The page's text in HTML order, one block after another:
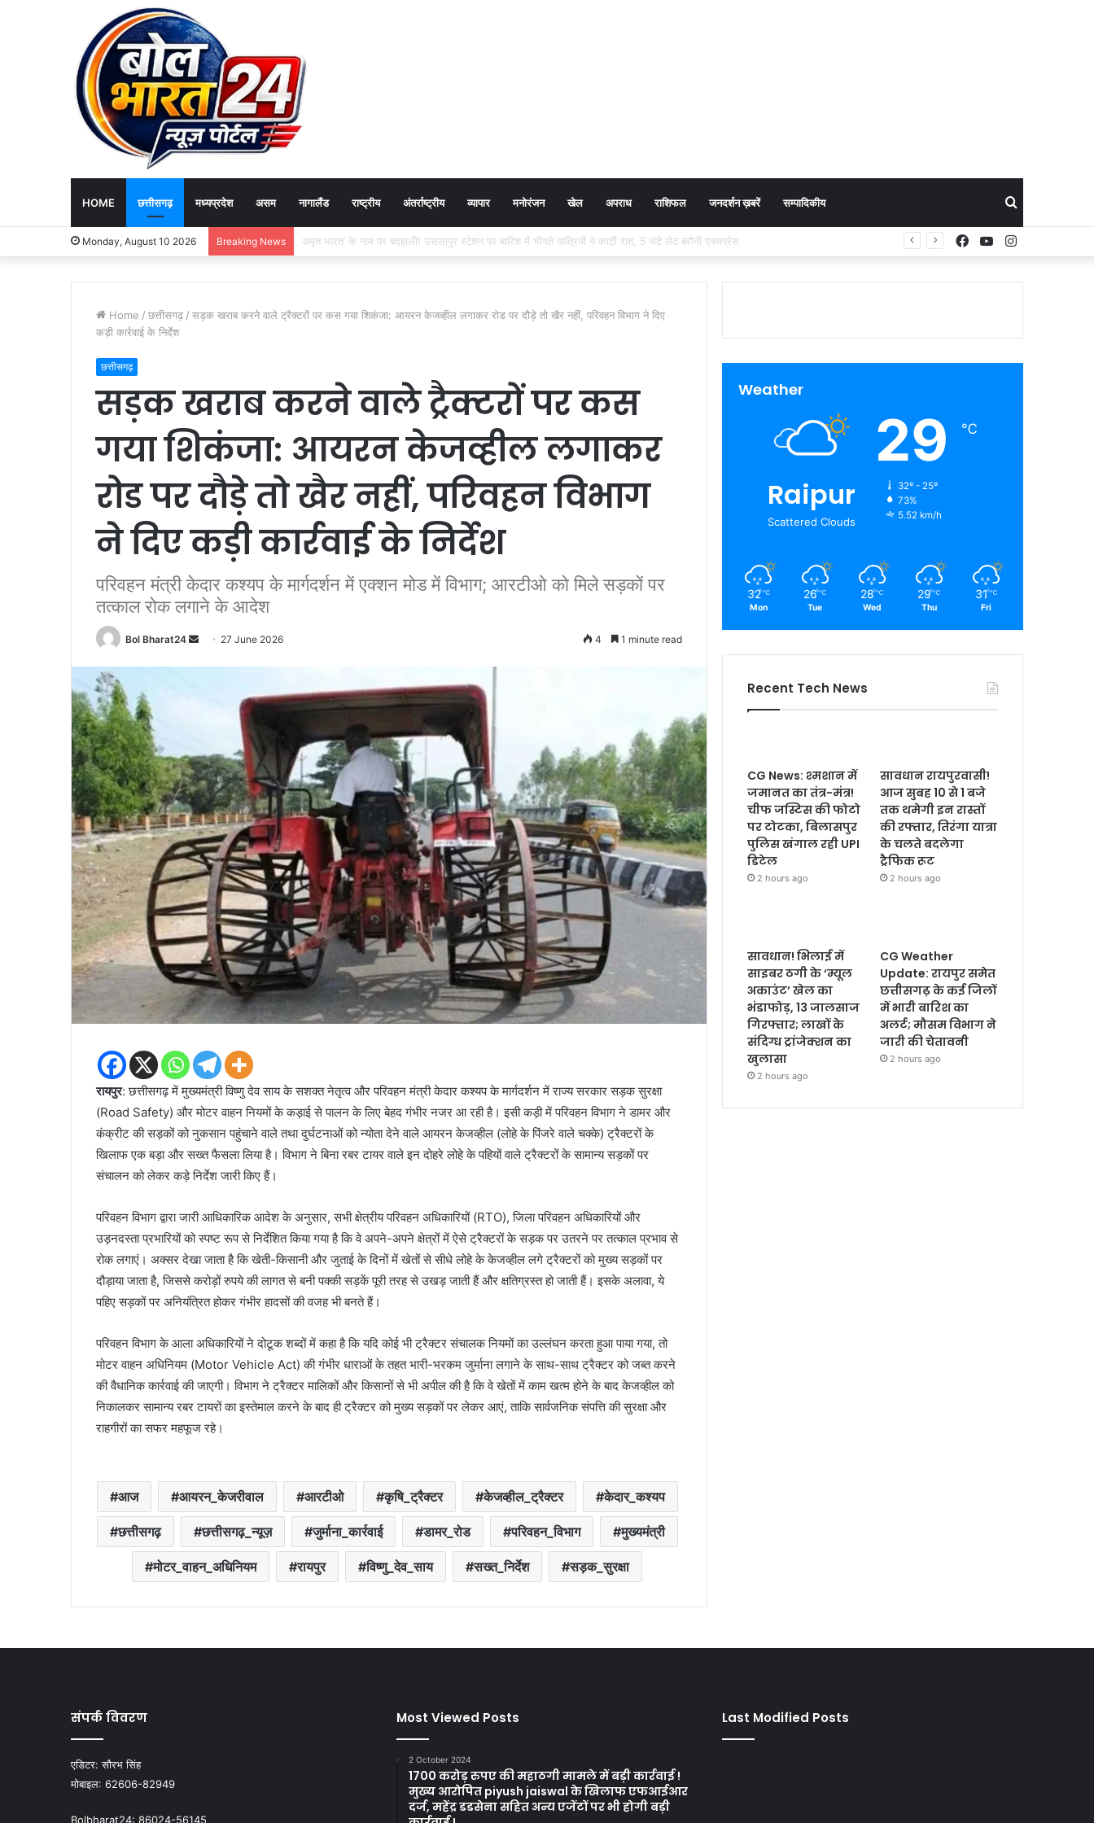
HOME छत्तीसगढ़ मध्यप्रदेश असम नागालैंड राष्ट्रीय अंतर्राष्ट्रीय व्यापार मनोरंजन खेल अपराध राशिफल जनदर्शन ख़बरें सम्पादिकीय
for
Monday, August 10 2026 Breaking News CG News: श्मशान में जमानत का तंत्र-मंत्र! चीफ जस्टिस की फोटो पर टोटका, बिलासपुर पुलिस खंगाल रही UPI डिटेल Instagram
YouTube
Facebook
Home / छत्तीसगढ़ / सड़क खराब करने वाले ट्रैक्टरों पर कस गया शिकंजा: आयरन केजव्हील लगाकर रोड पर दौड़े तो खैर नहीं, परिवहन विभाग ने दिए
कड़ी कार्रवाई के निर्देश
छत्तीसगढ़
सड़क खराब करने वाले ट्रैक्टरों पर कस
गया शिकंजा: आयरन केजव्हील लगाकर
रोड पर दौड़े तो खैर नहीं, परिवहन विभाग
ने दिए कड़ी कार्रवाई के निर्देश
परिवहन मंत्री केदार कश्यप के मार्गदर्शन में एक्शन मोड में विभाग; आरटीओ को मिले सड़कों पर
तत्काल रोक लगाने के आदेश
Bol Bharat24
Send 27 June 2026 4 1 minute read
रायपुर: छत्तीसगढ़ में मुख्यमंत्री विष्णु देव साय के सशक्त नेतृत्व और परिवहन मंत्री केदार कश्यप के मार्गदर्शन में राज्य सरकार सड़क सुरक्षा
(Road Safety) और मोटर वाहन नियमों के कड़ाई से पालन के लिए बेहद गंभीर नजर आ रही है। इसी कड़ी में परिवहन विभाग ने डामर और
कंक्रीट की सड़कों को नुकसान पहुंचाने वाले तथा दुर्घटनाओं को न्योता देने वाले आयरन केजव्हील (लोहे के पिंजरे वाले चक्के) ट्रैक्टरों के
खिलाफ एक बड़ा और सख्त फैसला लिया है। विभाग ने बिना रबर टायर वाले इन दोहरे लोहे के पहियों वाले ट्रैक्टरों के सामान्य सड़कों पर
संचालन को लेकर कड़े निर्देश जारी किए हैं।
परिवहन विभाग द्वारा जारी आधिकारिक आदेश के अनुसार, सभी क्षेत्रीय परिवहन अधिकारियों (RTO), जिला परिवहन अधिकारियों और
उड़नदस्ता प्रभारियों को स्पष्ट रूप से निर्देशित किया गया है कि वे अपने-अपने क्षेत्रों में ऐसे ट्रैक्टरों के सड़क पर उतरने पर तत्काल प्रभाव से
रोक लगाएं। अक्सर देखा जाता है कि खेती-किसानी और जुताई के दिनों में खेतों से सीधे लोहे के केजव्हील लगे ट्रैक्टरों को मुख्य सड़कों पर
दौड़ाया जाता है, जिससे करोड़ों रुपये की लागत से बनी पक्की सड़कें पूरी तरह से उखड़ जाती हैं और क्षतिग्रस्त हो जाती हैं। इसके अलावा, ये
पहिए सड़कों पर अनियंत्रित होकर गंभीर हादसों की वजह भी बनते हैं।
परिवहन विभाग के आला अधिकारियों ने दोटूक शब्दों में कहा है कि यदि कोई भी ट्रैक्टर संचालक नियमों का उल्लंघन करता हुआ पाया गया, तो
मोटर वाहन अधिनियम (Motor Vehicle Act) की गंभीर धाराओं के तहत भारी-भरकम जुर्माना लगाने के साथ-साथ ट्रैक्टर को जब्त करने
की वैधानिक कार्रवाई की जाएगी। विभाग ने ट्रैक्टर मालिकों और किसानों से भी अपील की है कि वे खेतों में काम खत्म होने के बाद केजव्हील को
निकालकर सामान्य रबर टायरों का इस्तेमाल करने के बाद ही ट्रैक्टर को मुख्य सड़कों पर लेकर आएं, ताकि सार्वजनिक संपत्ति की सुरक्षा और
राहगीरों का सफर महफूज रहे।
आज आयरन_केजरीवाल आरटीओ कृषि_ट्रैक्टर केजव्हील_ट्रैक्टर केदार_कश्यप
छत्तीसगढ़ छत्तीसगढ़_न्यूज़ जुर्माना_कार्रवाई डामर_रोड परिवहन_विभाग मुख्यमंत्री
मोटर_वाहन_अधिनियम रायपुर विष्णु_देव_साय सख्त_निर्देश सड़क_सुरक्षा
Weather
Raipur
Scattered Clouds
29 ℃
32º - 25º
73%
5.52 km/h
32 ℃
Mon
26 ℃
Tue
28 ℃
Wed
29 ℃
Thu
31 ℃
Fri
Recent Tech News
CG News: श्मशान में
जमानत का तंत्र-मंत्र!
चीफ जस्टिस की फोटो
पर टोटका, बिलासपुर
पुलिस खंगाल रही UPI
डिटेल
2 hours ago
सावधान रायपुरवासी!
आज सुबह 10 से 1 बजे
तक थमेगी इन रास्तों
की रफ्तार, तिरंगा यात्रा
के चलते बदलेगा
ट्रैफिक रूट
2 hours ago
सावधान! भिलाई में
साइबर ठगी के ‘म्यूल
अकाउंट’ खेल का
भंडाफोड़, 13 जालसाज
गिरफ्तार; लाखों के
संदिग्ध ट्रांजेक्शन का
खुलासा
2 hours ago
CG Weather
Update: रायपुर समेत
छत्तीसगढ़ के कई जिलों
में भारी बारिश का
अलर्ट; मौसम विभाग ने
जारी की चेतावनी
2 hours ago
संपर्क विवरण
एडिटर:सौरभ सिंह
मोबाइल: 62606-82949
Bolbharat24: 86024-56145
Most Viewed Posts
2 October 2024
1700 करोड़ रुपए की महाठगी मामले में बड़ी कार्रवाई !
मुख्य आरोपित piyush jaiswal के खिलाफ एफआईआर
दर्ज, महेंद्र डडसेना सहित अन्य एजेंटों पर भी होगी बड़ी
Last Modified Posts